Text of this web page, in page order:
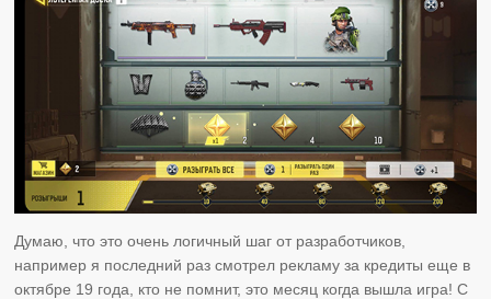
Думаю, что это очень логичный шаг от разработчиков,
например я последний раз смотрел рекламу за кредиты еще в
октябре 19 года, кто не помнит, это месяц когда вышла игра! С